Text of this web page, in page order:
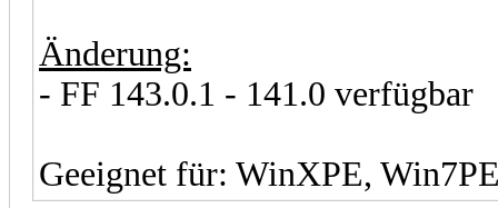
Änderung:
- FF 143.0.1 - 141.0 verfügbar
Geeignet für: WinXPE,